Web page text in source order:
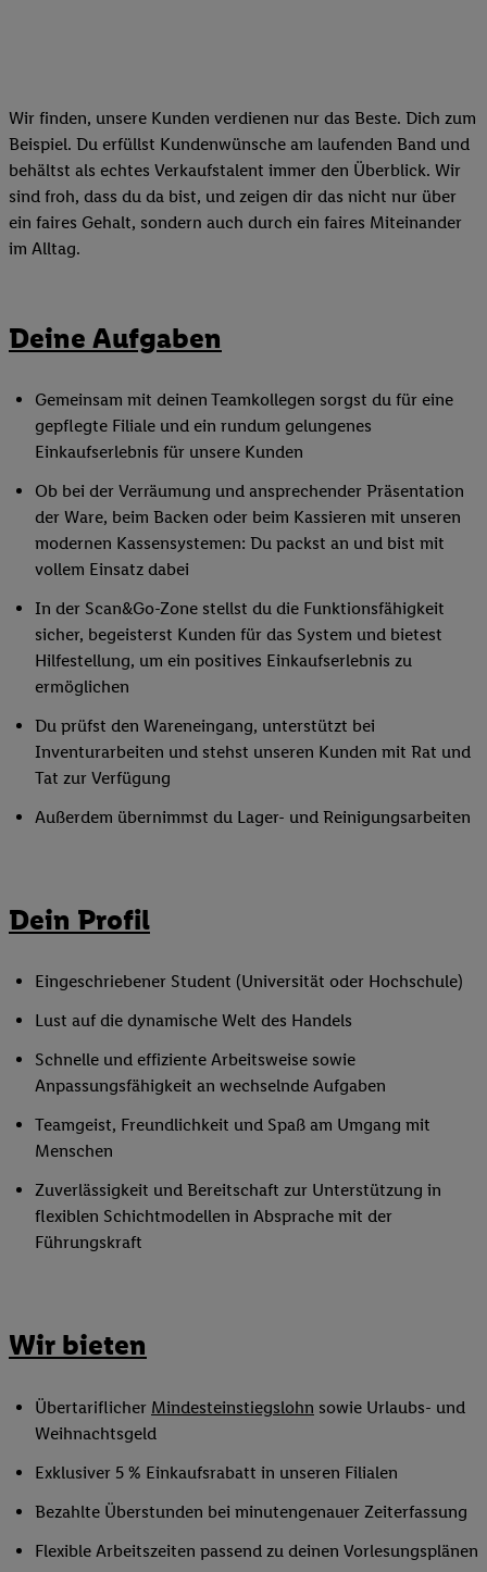
Wir finden, unsere Kunden verdienen nur das Beste. Dich zum
Beispiel. Du erfüllst Kundenwünsche am laufenden Band und
behältst als echtes Verkaufstalent immer den Überblick. Wir
sind froh, dass du da bist, und zeigen dir das nicht nur über
ein faires Gehalt, sondern auch durch ein faires Miteinander
im Alltag.
Deine Aufgaben
Gemeinsam mit deinen Teamkollegen sorgst du für eine
gepflegte Filiale und ein rundum gelungenes
Einkaufserlebnis für unsere Kunden
Ob bei der Verräumung und ansprechender Präsentation
der Ware, beim Backen oder beim Kassieren mit unseren
modernen Kassensystemen: Du packst an und bist mit
vollem Einsatz dabei
In der Scan&Go-Zone stellst du die Funktionsfähigkeit
sicher, begeisterst Kunden für das System und bietest
Hilfestellung, um ein positives Einkaufserlebnis zu
ermöglichen
Du prüfst den Wareneingang, unterstützt bei
Inventurarbeiten und stehst unseren Kunden mit Rat und
Tat zur Verfügung
Außerdem übernimmst du Lager- und Reinigungsarbeiten
Dein Profil
Eingeschriebener Student (Universität oder Hochschule)
Lust auf die dynamische Welt des Handels
Schnelle und effiziente Arbeitsweise sowie
Anpassungsfähigkeit an wechselnde Aufgaben
Teamgeist, Freundlichkeit und Spaß am Umgang mit
Menschen
Zuverlässigkeit und Bereitschaft zur Unterstützung in
flexiblen Schichtmodellen in Absprache mit der
Führungskraft
Wir bieten
Übertariflicher Mindesteinstiegslohn sowie Urlaubs- und
Weihnachtsgeld
Exklusiver 5 % Einkaufsrabatt in unseren Filialen
Bezahlte Überstunden bei minutengenauer Zeiterfassung
Flexible Arbeitszeiten passend zu deinen Vorlesungsplänen